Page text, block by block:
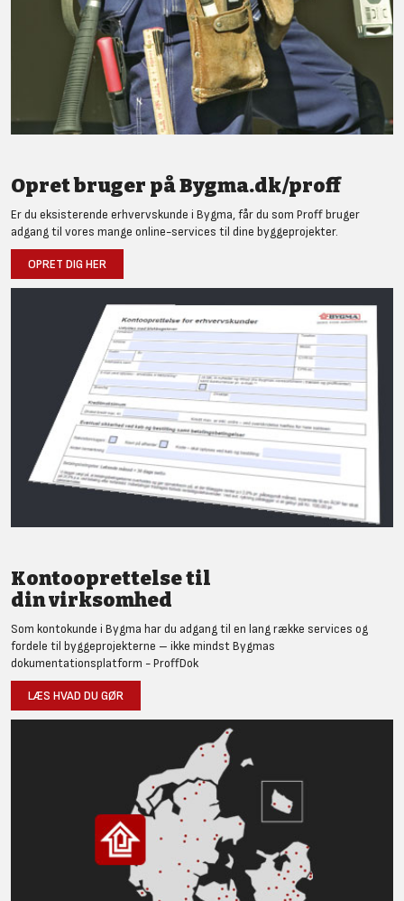
Opret bruger på Bygma.dk/proff
Er du eksisterende erhvervskunde i Bygma, får du som Proff bruger
adgang til vores mange online-services til dine byggeprojekter.
OPRET DIG HER
Kontooprettelse til
din virksomhed
Som kontokunde i Bygma har du adgang til en lang række services og
fordele til byggeprojekterne – ikke mindst Bygmas
dokumentationsplatform - ProffDok
LÆS HVAD DU GØR